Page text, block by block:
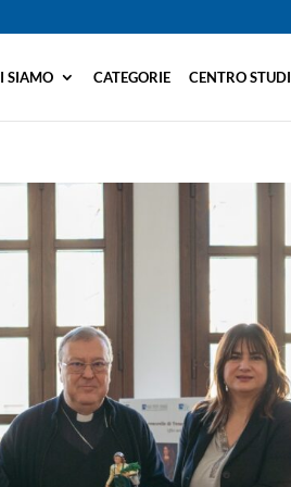
SIAMO CATEGORIE CENTRO STUDI